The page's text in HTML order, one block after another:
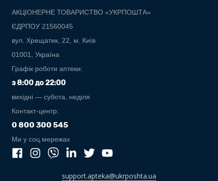
АКЦІОНЕРНЕ ТОВАРИСТВО «УКРПОШТА»
ЄДРПОУ 21560045
вул. Хрещатик, 22, м. Київ
01001, Україна
Графік роботи аптеки:
з 8:00 до 22:00
вихідні — субота, неділя
Контакт-центр:
0 800 300 545
Ми у соц.мережах
support.apteka@ukrposhta.ua